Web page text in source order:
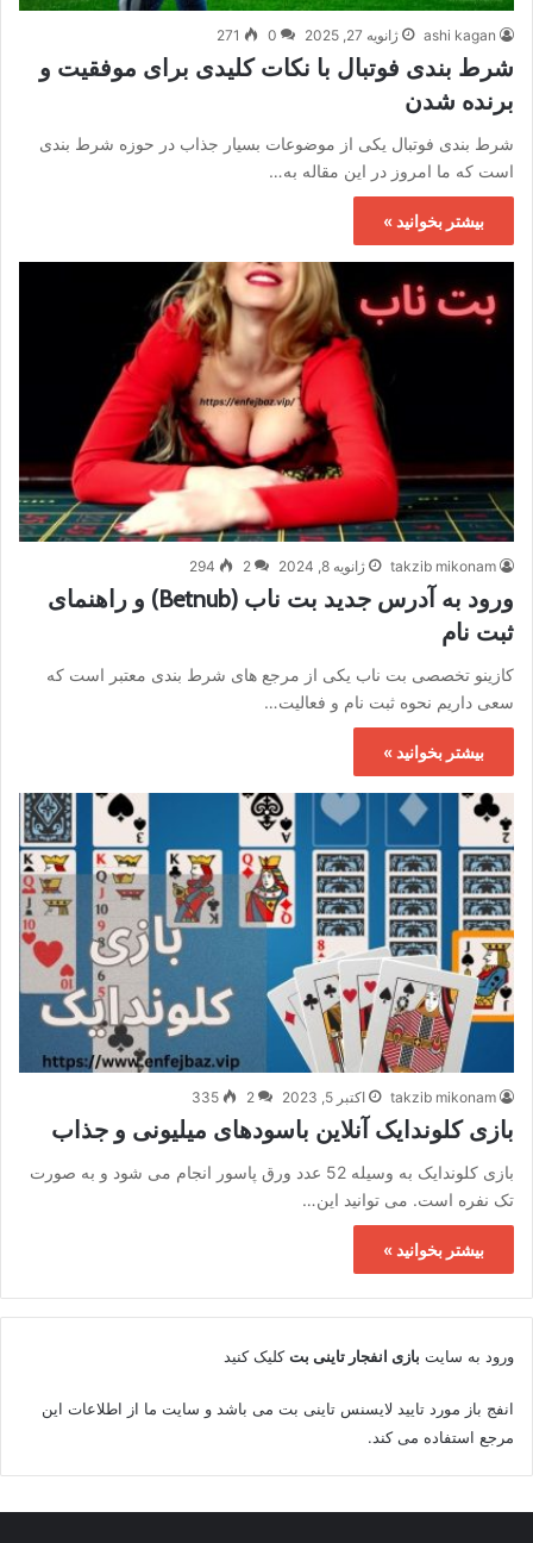
ashi kagan ژانویه 27, 2025 0
271
شرط بندی فوتبال با نکات کلیدی برای موفقیت و
برنده شدن
شرط بندی فوتبال یکی از موضوعات بسیار جذاب در حوزه شرط بندی
است که ما امروز در این مقاله به…
بیشتر بخوانید »
takzib mikonam ژانویه 8, 2024 2
294
ورود به آدرس جدید بت ناب (Betnub) و راهنمای
ثبت نام
کازینو تخصصی بت ناب یکی از مرجع های شرط بندی معتبر است که
سعی داریم نحوه ثبت نام و فعالیت…
بیشتر بخوانید »
takzib mikonam اکتبر 5, 2023 2
335
بازی کلوندایک آنلاین باسودهای میلیونی و جذاب
بازی کلوندایک به وسیله 52 عدد ورق پاسور انجام می شود و به صورت
تک نفره است. می توانید این…
بیشتر بخوانید »
ورود به سایت بازی انفجار تاینی بتکلیک کنید
انفج باز مورد تایید لایسنس تاینی بت می باشد و سایت ما از اطلاعات این
مرجع استفاده می کند.